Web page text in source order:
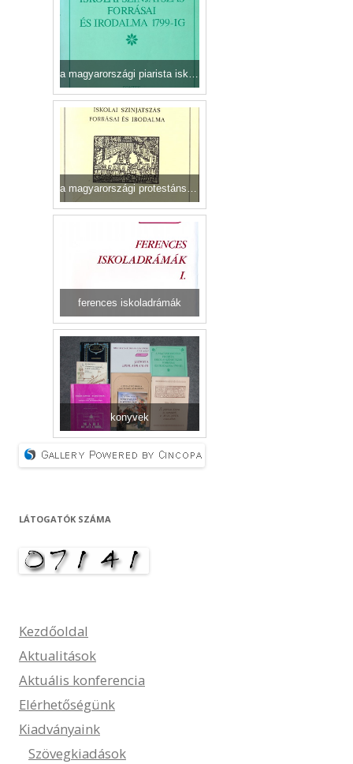
a magyarországi piarista iskolai színjátszás forrásai és irodalma1799-ig
a magyarországi protestáns színjátszás forrásai és irodalma
ferences iskoladrámák
konyvek
LÁTOGATÓK SZÁMA
Kezdőoldal
Aktualitások
Aktuális konferencia
Elérhetőségünk
Kiadványaink
Szövegkiadások